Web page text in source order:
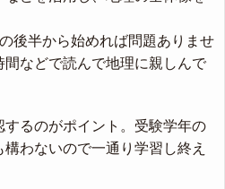
後半から始めれば問題ありませ
などで読んで地理に親しんで
るのがポイント。受験学年の
わないので一通り学習し終え